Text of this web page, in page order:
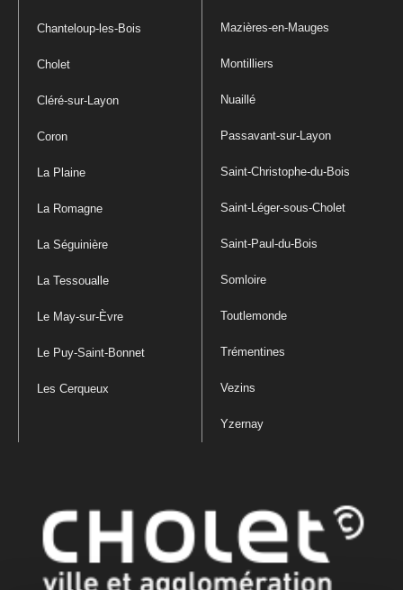
Chanteloup-les-Bois
Cholet
Cléré-sur-Layon
Coron
La Plaine
La Romagne
La Séguinière
La Tessoualle
Le May-sur-Èvre
Le Puy-Saint-Bonnet
Les Cerqueux
Mazières-en-Mauges
Montilliers
Nuaillé
Passavant-sur-Layon
Saint-Christophe-du-Bois
Saint-Léger-sous-Cholet
Saint-Paul-du-Bois
Somloire
Toutlemonde
Trémentines
Vezins
Yzernay